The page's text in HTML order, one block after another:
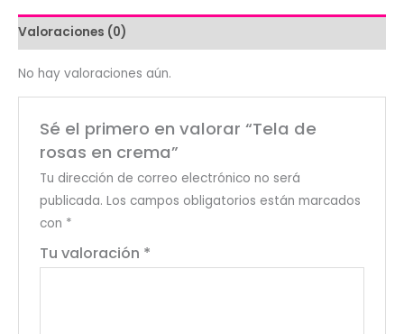
Valoraciones (0)
No hay valoraciones aún.
Sé el primero en valorar “Tela de
rosas en crema”
Tu dirección de correo electrónico no será
publicada. Los campos obligatorios están marcados
con *
Tu valoración *